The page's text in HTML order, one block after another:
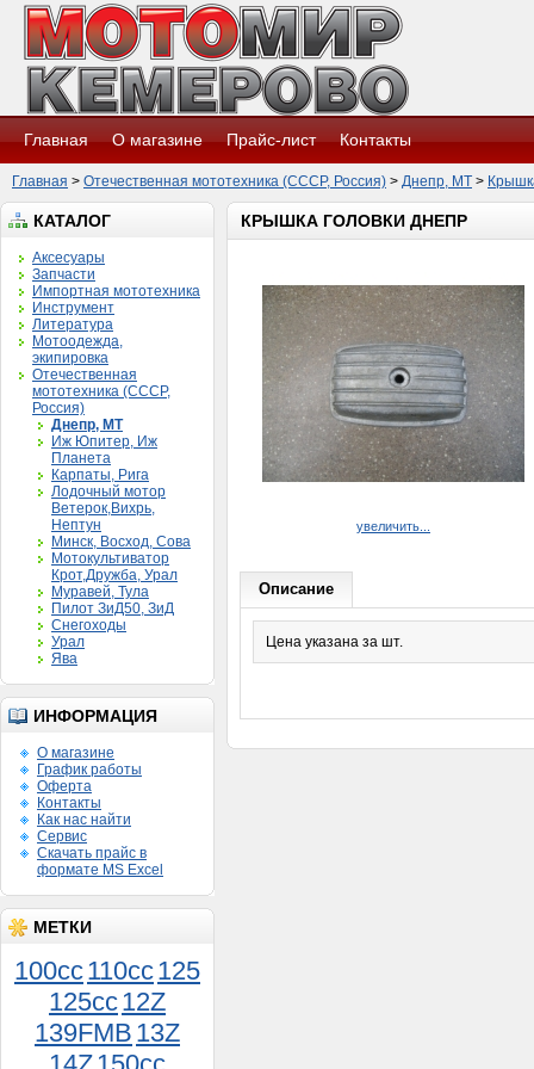
Главная О магазине Прайс-лист Контакты
Главная > Отечественная мототехника (СССР, Россия) > Днепр, МТ >
КАТАЛОГ
Аксесуары
Запчасти
Импортная мототехника
Инструмент
Литература
Мотоодежда,
экипировка
Отечественная
мототехника (СССР,
Россия)
Днепр, МТ
Иж Юпитер, Иж
Планета
Карпаты, Рига
Лодочный мотор
Ветерок,Вихрь,
Нептун
Минск, Восход, Сова
Мотокультиватор
Крот,Дружба, Урал
Муравей, Тула
Пилот ЗиД50, ЗиД
Снегоходы
Урал
Ява
ИНФОРМАЦИЯ
О магазине
График работы
Оферта
Контакты
Как нас найти
Сервис
Скачать прайс в
формате MS Excel
МЕТКИ
100cc110cc125
125cc12Z
139FMB 13Z
КРЫШКA ГОЛОВКИ ДНЕПР
увеличить...
Описание
Цена указана за шт.